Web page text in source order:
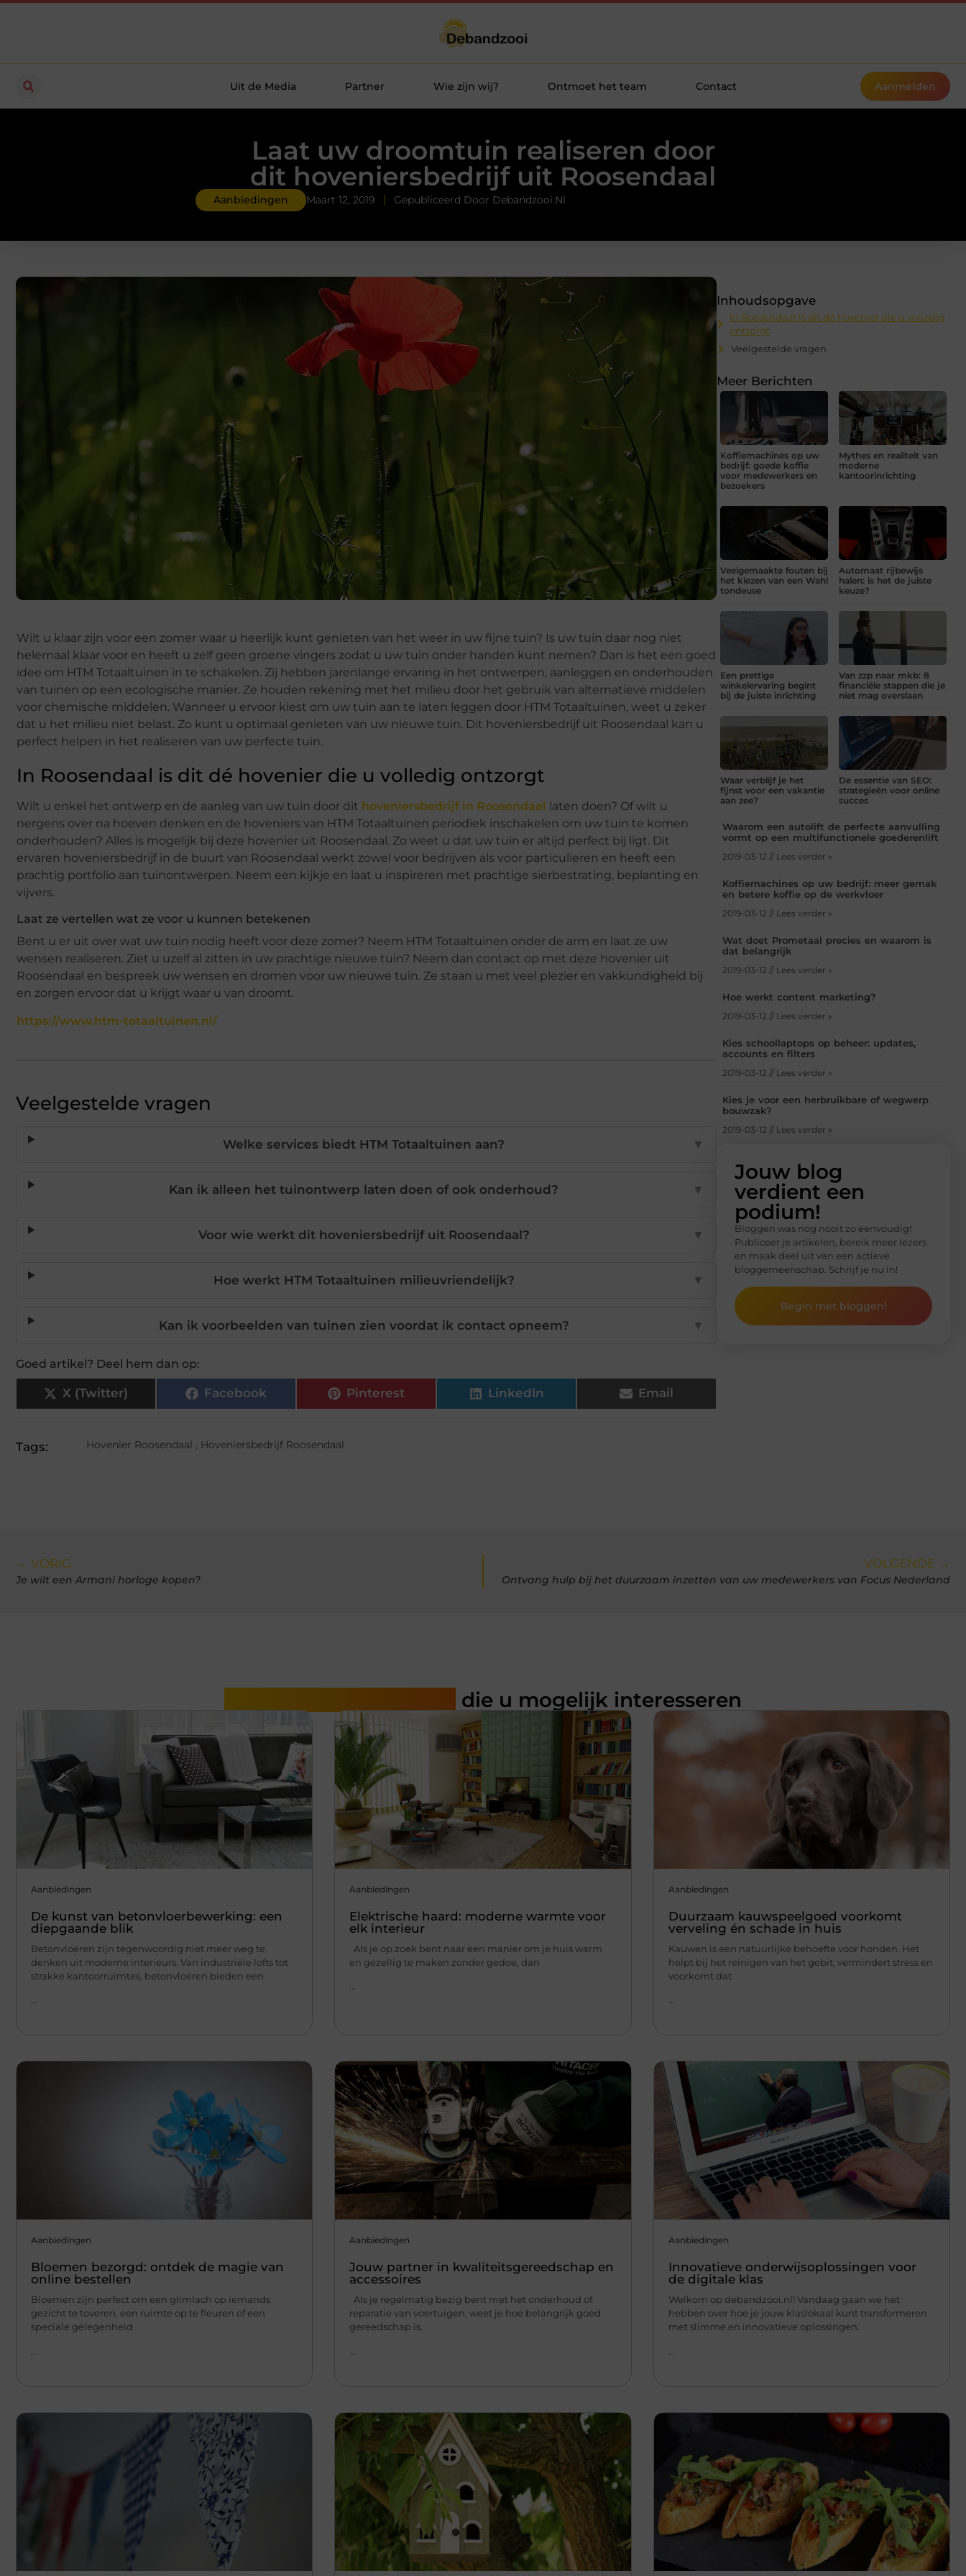
Uit de Media Partner Wie zijn wij? Ontmoet het team Contact Aanmelden
Laat uw droomtuin realiseren door
dit hoveniersbedrijf uit Roosendaal
Aanbiedingen Maart 12, 2019 Gepubliceerd Door Debandzooi.nl
Wilt u klaar zijn voor een zomer waar u heerlijk kunt genieten van het weer in uw fijne tuin? Is uw tuin daar nog niet
helemaal klaar voor en heeft u zelf geen groene vingers zodat u uw tuin onder handen kunt nemen? Dan is het een goed
idee om HTM Totaaltuinen in te schakelen. Zij hebben jarenlange ervaring in het ontwerpen, aanleggen en onderhouden
van tuinen op een ecologische manier. Ze houden rekening met het milieu door het gebruik van alternatieve middelen
voor chemische middelen. Wanneer u ervoor kiest om uw tuin aan te laten leggen door HTM Totaaltuinen, weet u zeker
dat u het milieu niet belast. Zo kunt u optimaal genieten van uw nieuwe tuin. Dit hoveniersbedrijf uit Roosendaal kan u
perfect helpen in het realiseren van uw perfecte tuin.
In Roosendaal is dit dé hovenier die u volledig ontzorgt
Wilt u enkel het ontwerp en de aanleg van uw tuin door dit hoveniersbedrijf in Roosendaal laten doen? Of wilt u
nergens over na hoeven denken en de hoveniers van HTM Totaaltuinen periodiek inschakelen om uw tuin te komen
onderhouden? Alles is mogelijk bij deze hovenier uit Roosendaal. Zo weet u dat uw tuin er altijd perfect bij ligt. Dit
ervaren hoveniersbedrijf in de buurt van Roosendaal werkt zowel voor bedrijven als voor particulieren en heeft een
prachtig portfolio aan tuinontwerpen. Neem een kijkje en laat u inspireren met prachtige sierbestrating, beplanting en
vijvers.
Laat ze vertellen wat ze voor u kunnen betekenen
Bent u er uit over wat uw tuin nodig heeft voor deze zomer? Neem HTM Totaaltuinen onder de arm en laat ze uw
wensen realiseren. Ziet u uzelf al zitten in uw prachtige nieuwe tuin? Neem dan contact op met deze hovenier uit
Roosendaal en bespreek uw wensen en dromen voor uw nieuwe tuin. Ze staan u met veel plezier en vakkundigheid bij
en zorgen ervoor dat u krijgt waar u van droomt.
https://www.htm-totaaltuinen.nl/
Veelgestelde vragen
Welke services biedt HTM Totaaltuinen aan? ▼
Kan ik alleen het tuinontwerp laten doen of ook onderhoud? ▼
Voor wie werkt dit hoveniersbedrijf uit Roosendaal? ▼
Hoe werkt HTM Totaaltuinen milieuvriendelijk? ▼
Kan ik voorbeelden van tuinen zien voordat ik contact opneem? ▼
Goed artikel? Deel hem dan op:
X (Twitter) Facebook Pinterest LinkedIn Email
Tags: Hovenier Roosendaal , Hoveniersbedrijf Roosendaal
Inhoudsopgave
In Roosendaal is dit dé hovenier die u volledig
ontzorgt
Veelgestelde vragen
Meer Berichten
Koffiemachines op uw
bedrijf: goede koffie
voor medewerkers en
bezoekers
Mythes en realiteit van
moderne
kantoorinrichting
Veelgemaakte fouten bij
het kiezen van een Wahl
tondeuse
Automaat rijbewijs
halen: is het de juiste
keuze?
Een prettige
winkelervaring begint
bij de juiste inrichting
Van zzp naar mkb: 8
financiële stappen die je
niet mag overslaan
Waar verblijf je het
fijnst voor een vakantie
aan zee?
De essentie van SEO:
strategieën voor online
succes
Waarom een autolift de perfecte aanvulling
vormt op een multifunctionele goederenlift
2019-03-12 // Lees verder »
Koffiemachines op uw bedrijf: meer gemak
en betere koffie op de werkvloer
2019-03-12 // Lees verder »
Wat doet Prometaal precies en waarom is
dat belangrijk
2019-03-12 // Lees verder »
Hoe werkt content marketing?
2019-03-12 // Lees verder »
Kies schoollaptops op beheer: updates,
accounts en filters
2019-03-12 // Lees verder »
Kies je voor een herbruikbare of wegwerp
bouwzak?
2019-03-12 // Lees verder »
Jouw blog
verdient een
podium!
Bloggen was nog nooit zo eenvoudig!
Publiceer je artikelen, bereik meer lezers
en maak deel uit van een actieve
bloggemeenschap. Schrijf je nu in!
Begin met bloggen!
← VORIG
Je wilt een Armani horloge kopen?
VOLGENDE →
Ontvang hulp bij het duurzaam inzetten van uw medewerkers van Focus Nederland
die u mogelijk interesseren
Aanbiedingen
De kunst van betonvloerbewerking: een
diepgaande blik
Betonvloeren zijn tegenwoordig niet meer weg te
denken uit moderne interieurs. Van industriële lofts tot
strakke kantoorruimtes, betonvloeren bieden een
...
Aanbiedingen
Elektrische haard: moderne warmte voor
elk interieur
Als je op zoek bent naar een manier om je huis warm
en gezellig te maken zonder gedoe, dan
...
Aanbiedingen
Duurzaam kauwspeelgoed voorkomt
verveling én schade in huis
Kauwen is een natuurlijke behoefte voor honden. Het
helpt bij het reinigen van het gebit, vermindert stress en
voorkomt dat
...
Aanbiedingen
Bloemen bezorgd: ontdek de magie van
online bestellen
Bloemen zijn perfect om een glimlach op iemands
gezicht te toveren, een ruimte op te fleuren of een
speciale gelegenheid
Aanbiedingen
Jouw partner in kwaliteitsgereedschap en
accessoires
Als je regelmatig bezig bent met het onderhoud of
reparatie van voertuigen, weet je hoe belangrijk goed
gereedschap is.
Aanbiedingen
Innovatieve onderwijsoplossingen voor
de digitale klas
Welkom op debandzooi.nl! Vandaag gaan we het
hebben over hoe je jouw klaslokaal kunt transformeren
met slimme en innovatieve oplossingen.